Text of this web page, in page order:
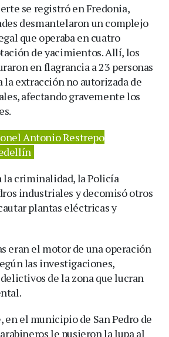
se registró en Fredonia,
desmantelaron un complejo
que operaba en cuatro
de yacimientos. Allí, los
en flagrancia a 23 personas
la extracción no autorizada de
afectando gravemente los
Antonio Restrepo
la criminalidad, la Policía
industriales y decomisó otros
plantas eléctricas y
eran el motor de una operación
las investigaciones,
de la zona que lucran
el municipio de San Pedro de
le pusieron la lupa al